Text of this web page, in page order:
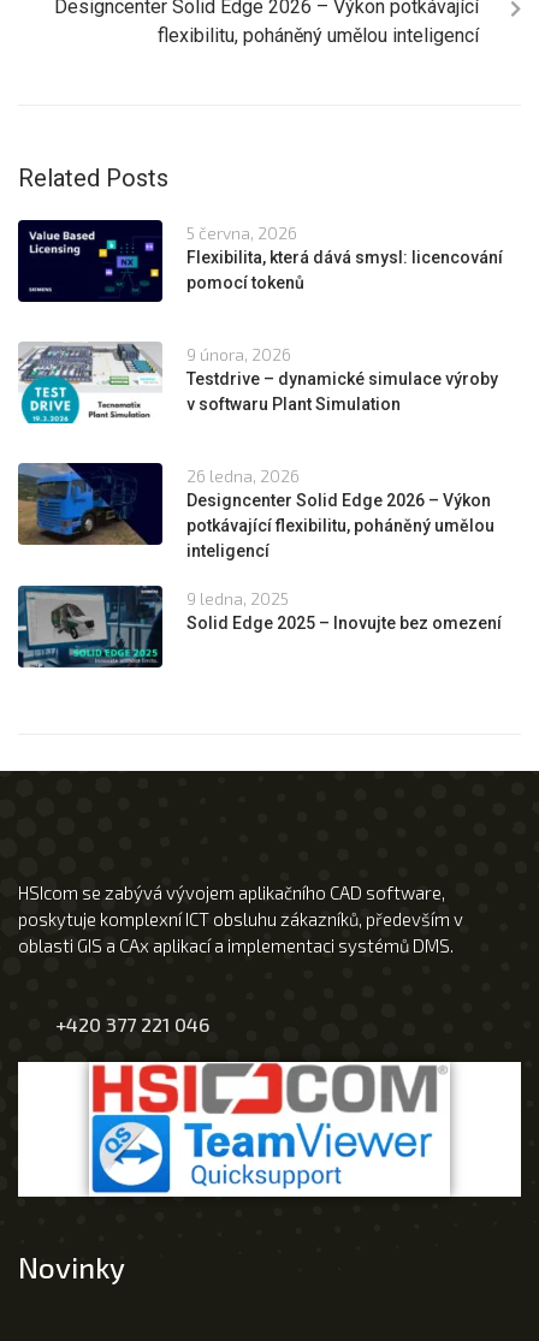
Designcenter Solid Edge 2026 – Výkon potkávající
flexibilitu, poháněný umělou inteligencí
Related Posts
5 června, 2026
Flexibilita, která dává smysl: licencování
pomocí tokenů
9 února, 2026
Testdrive – dynamické simulace výroby
v softwaru Plant Simulation
26 ledna, 2026
Designcenter Solid Edge 2026 – Výkon
potkávající flexibilitu, poháněný umělou
inteligencí
9 ledna, 2025
Solid Edge 2025 – Inovujte bez omezení
HSIcom se zabývá vývojem aplikačního CAD software,
poskytuje komplexní ICT obsluhu zákazníků, především v
oblasti GIS a CAx aplikací a implementaci systémů DMS.
+420 377 221 046
Novinky